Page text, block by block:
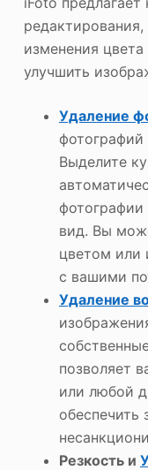
изменения
улучшить
Удаление
фотографий
Выделите
вид. Вы
цветом или
с вашими
Удаление
позволяет
или любой
Резкость и